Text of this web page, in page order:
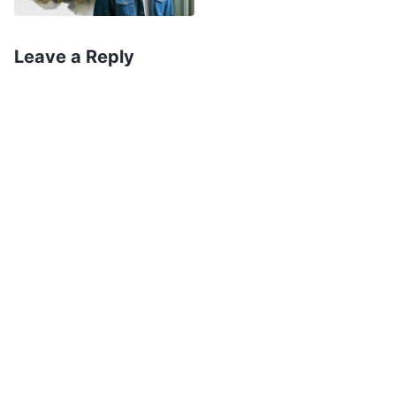
perfunctória e espalhando negatividade por
Você é uma bajuladora e não protegeu nem um
Leave a Reply